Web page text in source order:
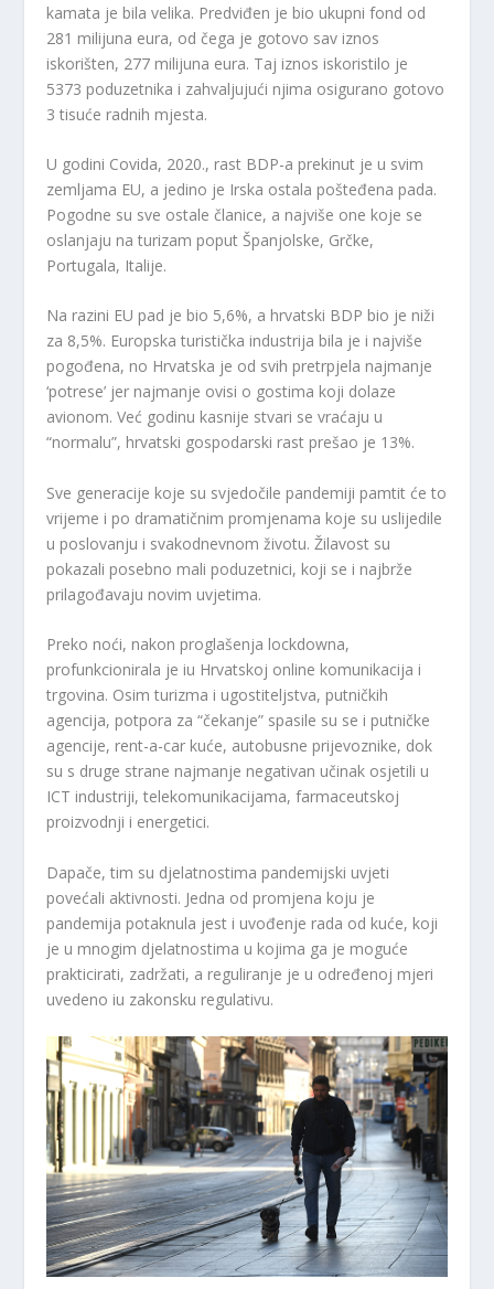
kamata je bila velika. Predviđen je bio ukupni fond od
281 milijuna eura, od čega je gotovo sav iznos
iskorišten, 277 milijuna eura. Taj iznos iskoristilo je
5373 poduzetnika i zahvaljujući njima osigurano gotovo
3 tisuće radnih mjesta.
U godini Covida, 2020., rast BDP-a prekinut je u svim
zemljama EU, a jedino je Irska ostala pošteđena pada.
Pogodne su sve ostale članice, a najviše one koje se
oslanjaju na turizam poput Španjolske, Grčke,
Portugala, Italije.
Na razini EU pad je bio 5,6%, a hrvatski BDP bio je niži
za 8,5%. Europska turistička industrija bila je i najviše
pogođena, no Hrvatska je od svih pretrpjela najmanje
‘potrese’ jer najmanje ovisi o gostima koji dolaze
avionom. Već godinu kasnije stvari se vraćaju u
“normalu”, hrvatski gospodarski rast prešao je 13%.
Sve generacije koje su svjedočile pandemiji pamtit će to
vrijeme i po dramatičnim promjenama koje su uslijedile
u poslovanju i svakodnevnom životu. Žilavost su
pokazali posebno mali poduzetnici, koji se i najbrže
prilagođavaju novim uvjetima.
Preko noći, nakon proglašenja lockdowna,
profunkcionirala je iu Hrvatskoj online komunikacija i
trgovina. Osim turizma i ugostiteljstva, putničkih
agencija, potpora za “čekanje” spasile su se i putničke
agencije, rent-a-car kuće, autobusne prijevoznike, dok
su s druge strane najmanje negativan učinak osjetili u
ICT industriji, telekomunikacijama, farmaceutskoj
proizvodnji i energetici.
Dapače, tim su djelatnostima pandemijski uvjeti
povećali aktivnosti. Jedna od promjena koju je
pandemija potaknula jest i uvođenje rada od kuće, koji
je u mnogim djelatnostima u kojima ga je moguće
prakticirati, zadržati, a reguliranje je u određenoj mjeri
uvedeno iu zakonsku regulativu.